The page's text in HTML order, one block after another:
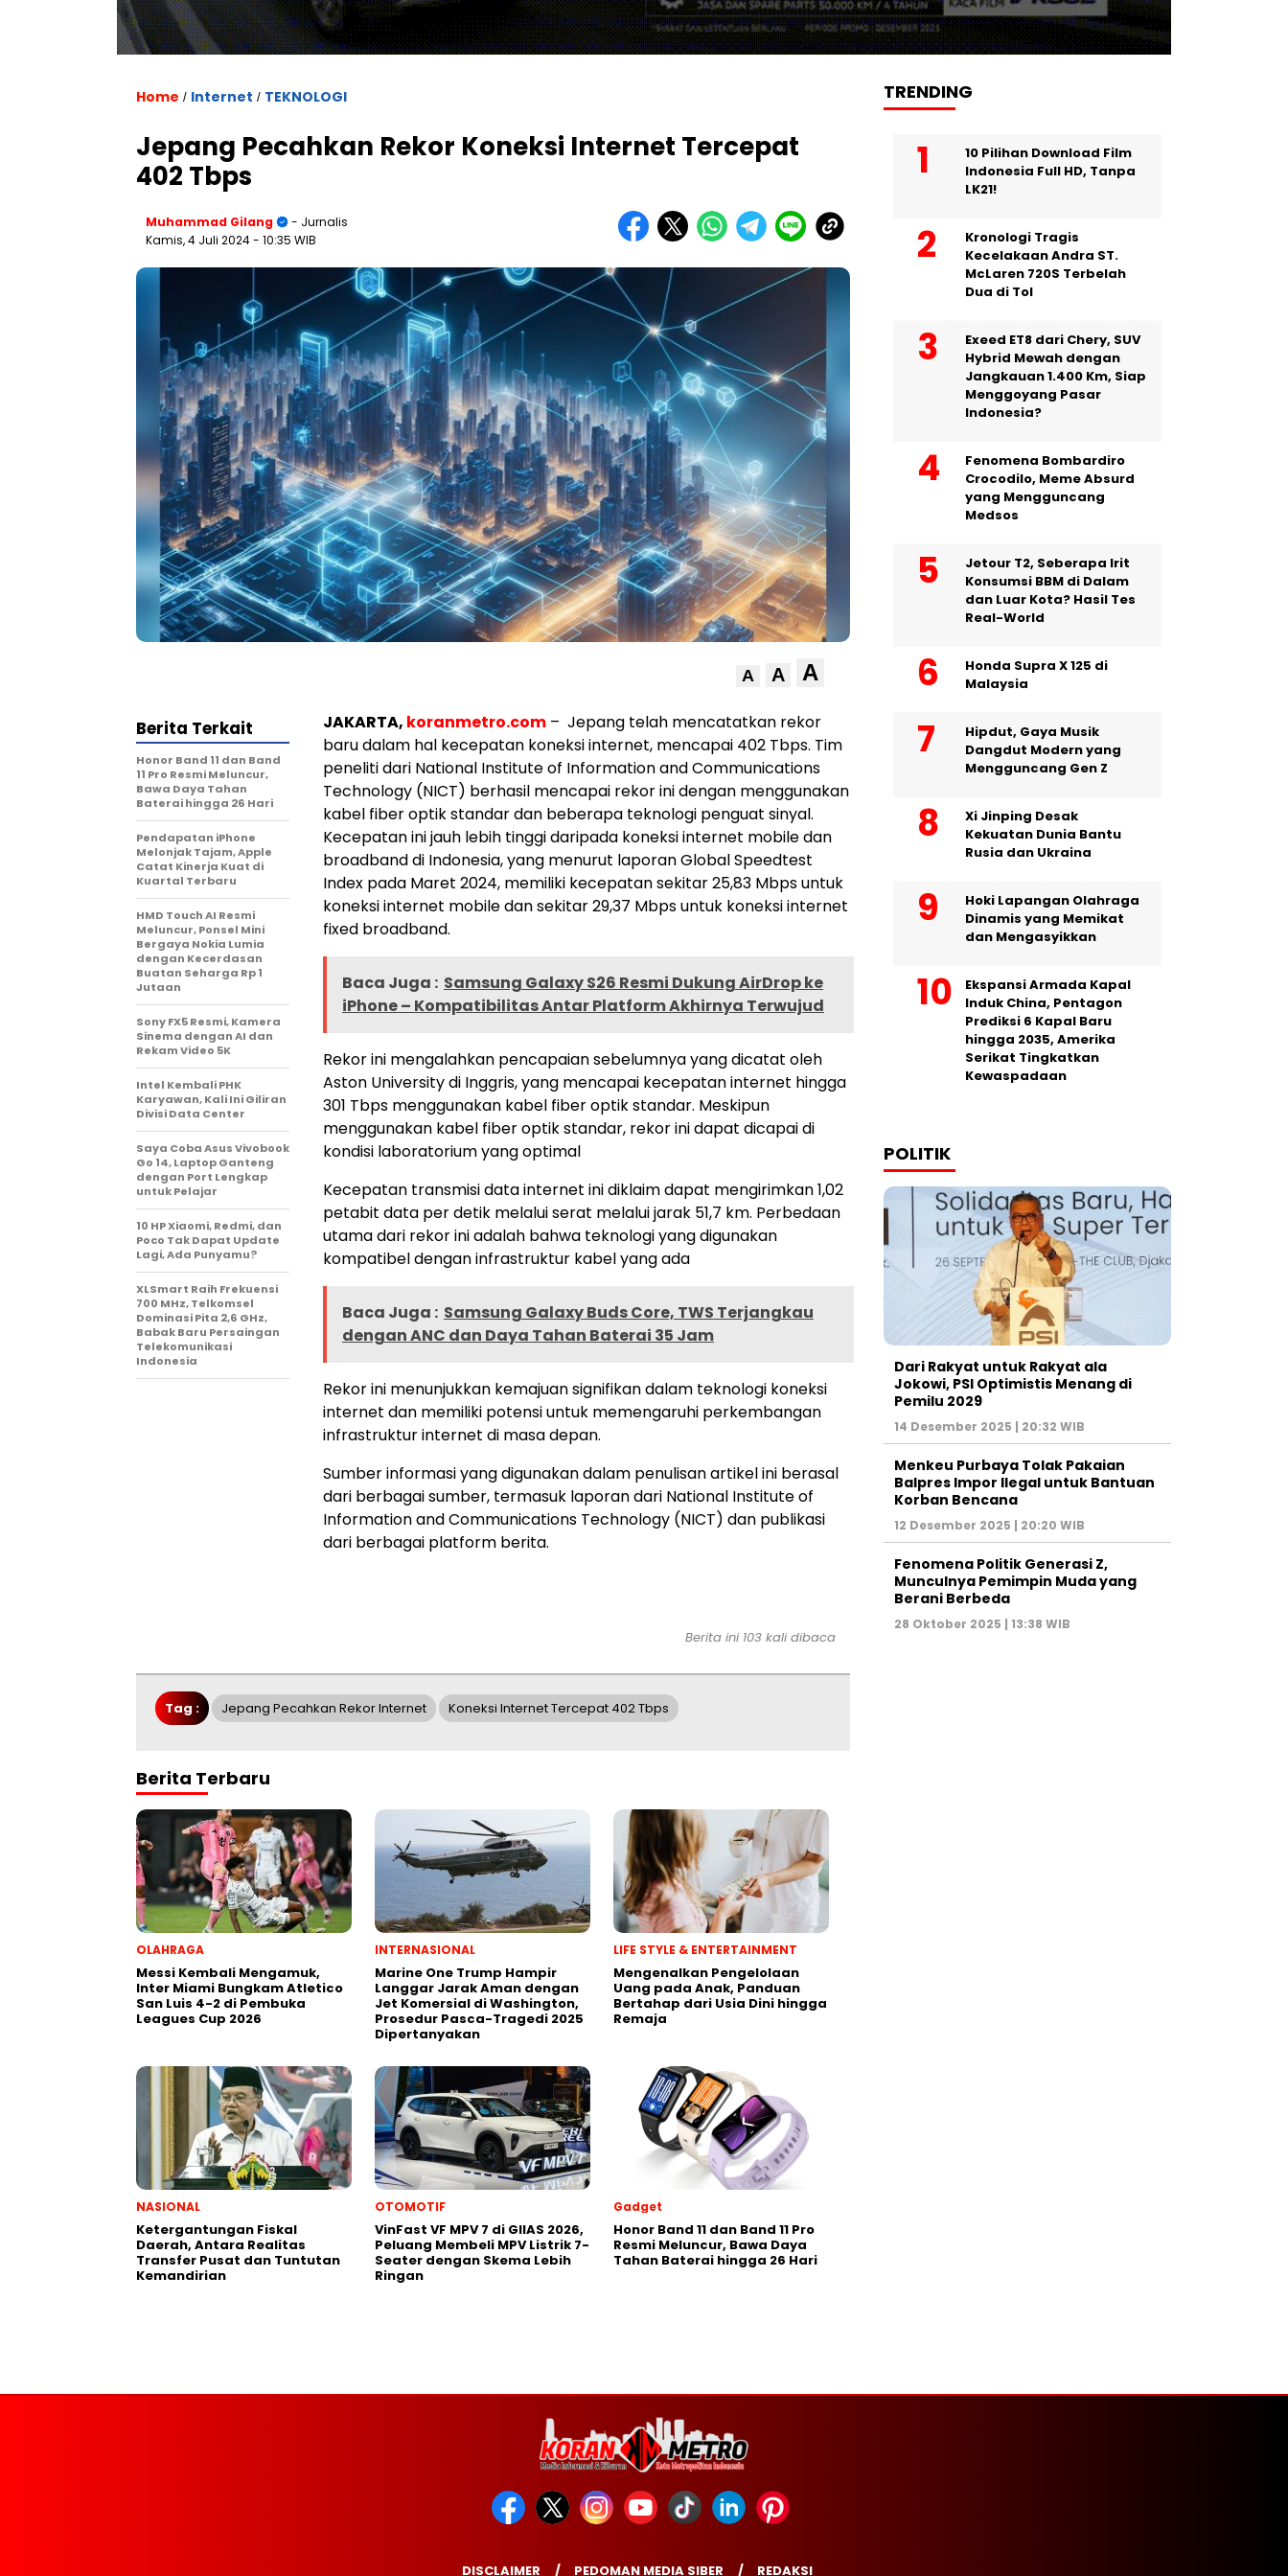
Home / Internet / TEKNOLOGI
Jepang Pecahkan Rekor Koneksi Internet Tercepat
402 Tbps
Muhammad Gilang
- Jurnalis
Kamis, 4 Juli 2024- 10:35 WIB
A A A
JAKARTA, koranmetro.com – Jepang telah mencatatkan rekor
baru dalam hal kecepatan koneksi internet, mencapai 402 Tbps. Tim
peneliti dari National Institute of Information and Communications
Technology (NICT) berhasil mencapai rekor ini dengan menggunakan
kabel fiber optik standar dan beberapa teknologi penguat sinyal.
Kecepatan ini jauh lebih tinggi daripada koneksi internet mobile dan
broadband di Indonesia, yang menurut laporan Global Speedtest
Index pada Maret 2024, memiliki kecepatan sekitar 25,83 Mbps untuk
koneksi internet mobile dan sekitar 29,37 Mbps untuk koneksi internet
fixed broadband.
Baca Juga : Samsung Galaxy S26 Resmi Dukung AirDrop ke
iPhone – Kompatibilitas Antar Platform Akhirnya Terwujud
Rekor ini mengalahkan pencapaian sebelumnya yang dicatat oleh
Aston University di Inggris, yang mencapai kecepatan internet hingga
301 Tbps menggunakan kabel fiber optik standar. Meskipun
menggunakan kabel fiber optik standar, rekor ini dapat dicapai di
kondisi laboratorium yang optimal
Kecepatan transmisi data internet ini diklaim dapat mengirimkan 1,02
petabit data per detik melalui serat melalui jarak 51,7 km. Perbedaan
utama dari rekor ini adalah bahwa teknologi yang digunakan
kompatibel dengan infrastruktur kabel yang ada
Baca Juga : Samsung Galaxy Buds Core, TWS Terjangkau
dengan ANC dan Daya Tahan Baterai 35 Jam
Rekor ini menunjukkan kemajuan signifikan dalam teknologi koneksi
internet dan memiliki potensi untuk memengaruhi perkembangan
infrastruktur internet di masa depan.
Sumber informasi yang digunakan dalam penulisan artikel ini berasal
dari berbagai sumber, termasuk laporan dari National Institute of
Information and Communications Technology (NICT) dan publikasi
dari berbagai platform berita.
Berita Terkait
Honor Band 11 dan Band
11 Pro Resmi Meluncur,
Bawa Daya Tahan
Baterai hingga 26 Hari
Pendapatan iPhone
Melonjak Tajam, Apple
Catat Kinerja Kuat di
Kuartal Terbaru
HMD Touch AI Resmi
Meluncur, Ponsel Mini
Bergaya Nokia Lumia
dengan Kecerdasan
Buatan Seharga Rp 1
Jutaan
Sony FX5 Resmi, Kamera
Sinema dengan AI dan
Rekam Video 5K
Intel Kembali PHK
Karyawan, Kali Ini Giliran
Divisi Data Center
Saya Coba Asus Vivobook
Go 14, Laptop Ganteng
dengan Port Lengkap
untuk Pelajar
10 HP Xiaomi, Redmi, dan
Poco Tak Dapat Update
Lagi, Ada Punyamu?
XLSmart Raih Frekuensi
700 MHz, Telkomsel
Dominasi Pita 2,6 GHz,
Babak Baru Persaingan
Telekomunikasi
Indonesia
Berita ini 103 kali dibaca
Tag : Jepang Pecahkan Rekor Internet Koneksi Internet Tercepat 402 Tbps
Berita Terbaru
OLAHRAGA
Messi Kembali Mengamuk,
Inter Miami Bungkam Atletico
San Luis 4-2 di Pembuka
Leagues Cup 2026
INTERNASIONAL
Marine One Trump Hampir
Langgar Jarak Aman dengan
Jet Komersial di Washington,
Prosedur Pasca-Tragedi 2025
Dipertanyakan
LIFE STYLE & ENTERTAINMENT
Mengenalkan Pengelolaan
Uang pada Anak, Panduan
Bertahap dari Usia Dini hingga
Remaja
NASIONAL
Ketergantungan Fiskal
Daerah, Antara Realitas
Transfer Pusat dan Tuntutan
Kemandirian
OTOMOTIF
VinFast VF MPV 7 di GIIAS 2026,
Peluang Membeli MPV Listrik 7-
Seater dengan Skema Lebih
Ringan
Gadget
Honor Band 11 dan Band 11 Pro
Resmi Meluncur, Bawa Daya
Tahan Baterai hingga 26 Hari
TRENDING
10 Pilihan Download Film
Indonesia Full HD, Tanpa
LK21!
Kronologi Tragis
Kecelakaan Andra ST.
McLaren 720S Terbelah
Dua di Tol
Exeed ET8 dari Chery, SUV
Hybrid Mewah dengan
Jangkauan 1.400 Km, Siap
Menggoyang Pasar
Indonesia?
Fenomena Bombardiro
Crocodilo, Meme Absurd
yang Mengguncang
Medsos
Jetour T2, Seberapa Irit
Konsumsi BBM di Dalam
dan Luar Kota? Hasil Tes
Real-World
Honda Supra X 125 di
Malaysia
Hipdut, Gaya Musik
Dangdut Modern yang
Mengguncang Gen Z
Xi Jinping Desak
Kekuatan Dunia Bantu
Rusia dan Ukraina
Hoki Lapangan Olahraga
Dinamis yang Memikat
dan Mengasyikkan
Ekspansi Armada Kapal
Induk China, Pentagon
Prediksi 6 Kapal Baru
hingga 2035, Amerika
Serikat Tingkatkan
Kewaspadaan
POLITIK
Dari Rakyat untuk Rakyat ala
Jokowi, PSI Optimistis Menang di
Pemilu 2029
14 Desember 2025 | 20:32 WIB
Menkeu Purbaya Tolak Pakaian
Balpres Impor Ilegal untuk Bantuan
Korban Bencana
12 Desember 2025 | 20:20 WIB
Fenomena Politik Generasi Z,
Munculnya Pemimpin Muda yang
Berani Berbeda
28 Oktober 2025 | 13:38 WIB
DISCLAIMER PEDOMAN MEDIA SIBER REDAKSI